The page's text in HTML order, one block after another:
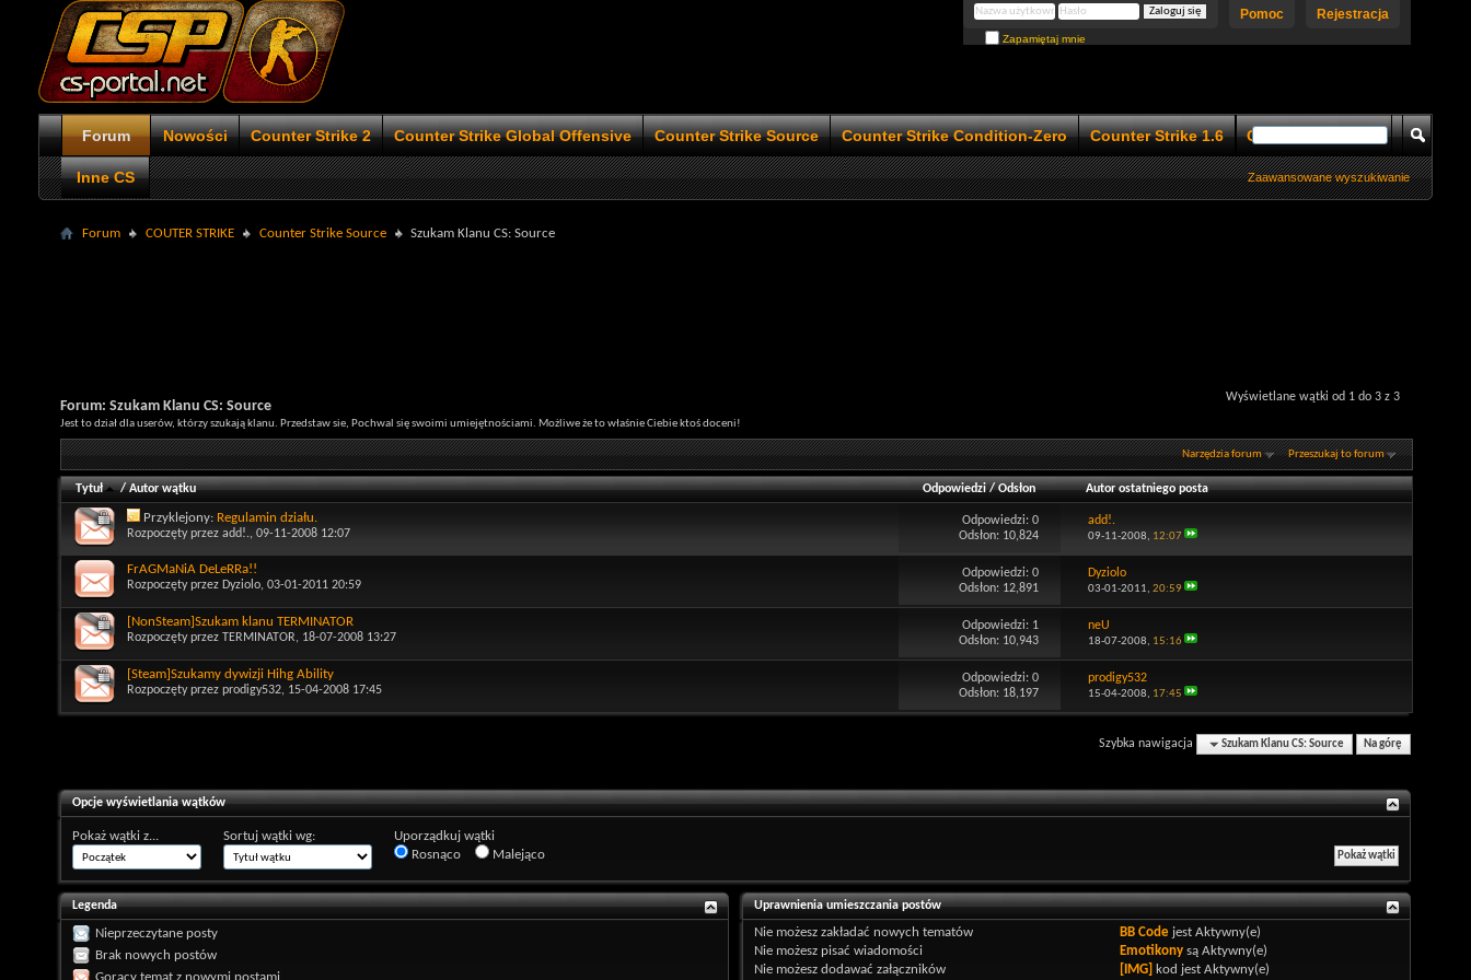
Rejestracja
Pomoc
Zapamiętaj mnie
Forum Nowości Counter Strike 2 Counter Strike Global Offensive Counter Strike Source Counter Strike Condition-Zero Counter Strike 1.6 Counter Strike 1.5
Inne CS Zaawansowane wyszukiwanie
Forum COUTER STRIKE Counter Strike Source Szukam Klanu CS: Source
Wyświetlane wątki od 1 do 3 z 3
Forum: Szukam Klanu CS: Source
Jest to dział dla userów, którzy szukają klanu. Przedstaw sie, Pochwal się swoimi umiejętnościami. Możliwe że to właśnie Ciebie ktoś doceni!
Narzędzia forum Przeszukaj to forum
Tytuł /Autor wątku Odpowiedzi/Odsłon Autor ostatniego posta
Przyklejony: Regulamin działu.
Rozpoczęty przez add!., 09-11-2008 12:07
Odpowiedzi:0
Odsłon: 10,824
add!.
09-11-2008, 12:07
FrAGMaNiA DeLeRRa!!
Rozpoczęty przez Dyziolo, 03-01-2011 20:59
Odpowiedzi:0
Odsłon: 12,891
Dyziolo
03-01-2011, 20:59
[NonSteam]Szukam klanu TERMINATOR
Rozpoczęty przez TERMINATOR, 18-07-2008 13:27
Odpowiedzi: 1
Odsłon: 10,943
neU
18-07-2008, 15:16
[Steam]Szukamy dywizji Hihg Ability
Rozpoczęty przez prodigy532, 15-04-2008 17:45
Odpowiedzi:0
Odsłon: 18,197
prodigy532
15-04-2008, 17:45
Szybka nawigacja Szukam Klanu CS: Source Na górę
Opcje wyświetlania wątków
Pokaż wątki z... Sortuj wątki wg:
Uporządkuj wątki
Rosnąco
Malejąco
Legenda
Nieprzeczytane posty
Brak nowych postów
Gorący temat z nowymi postami
Uprawnienia umieszczania postów
Nie możesz zakładać nowych tematów
Nie możesz pisać wiadomości
Nie możesz dodawać załączników
BB Code jestAktywny(e)
Emotikony sąAktywny(e)
[IMG] kod jestAktywny(e)